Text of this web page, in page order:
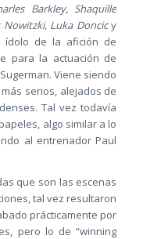
Barkley, Shaquille
Nowitzki, Luka Doncicy
ídolo de la afición de
para la actuación de
Viene siendo
serios, alejados de
Tal vez todavía
algo similar a lo
al entrenador Paul
que son las escenas
tal vez resultaron
prácticamente por
pero lo de “winning